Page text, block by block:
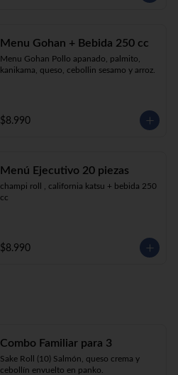
Menu Gohan + Bebida 250 cc
Menu Gohan Pollo apanado, palmito,
kanikama, queso, cebollin sesamo y arroz.
$8.990
Menú Ejecutivo 20 piezas
champi roll , california katsu + bebida 250
cc
$8.990
Combo Familiar para 3
Sake Roll (10) Salmón, queso crema y
cebollín envuelto en panko.